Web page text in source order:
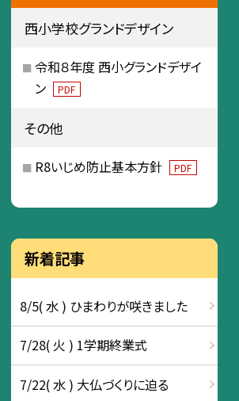
西小学校グランドデザイン
令和８年度 西小グランドデザイ
ン
PDF
その他
R8いじめ防止基本方針 PDF
新着記事
8/5( 水 ) ひまわりが咲きました
7/28( 火 ) 1学期終業式
7/22( 水 ) 大仏づくりに迫る